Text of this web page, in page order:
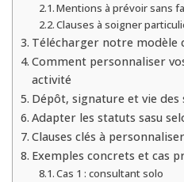
Mentions à prévoir sans
Clauses à soigner
Télécharger notre modèle
Comment personnaliser
activité
Dépôt, signature et vie des
Adapter les statuts sasu
Clauses clés à
Exemples concrets et cas
Cas 1 : consultant solo